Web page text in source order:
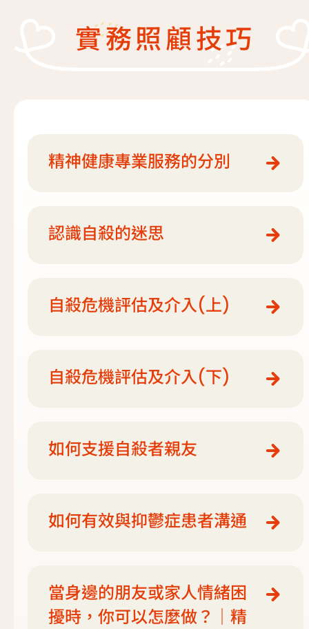
復元故事分享
減壓放鬆貼士
服務簡介
「心聆嚮導」免費輔導計劃
社區資源
聯絡我們
實務照顧技巧
精神健康專業服務的分別
認識自殺的迷思
自殺危機評估及介入(上)
自殺危機評估及介入(下)
如何支援自殺者親友
如何有效與抑鬱症患者溝通
當身邊的朋友或家人情緒困
擾時，你可以怎麼做？｜精